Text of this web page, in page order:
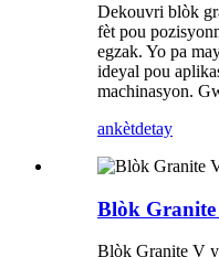
Dekouvri blòk
fèt pou
egzak. Yo pa
ideyal pou
machinasyon.
ankètdetay
Blòk Granite
Blòk Granite V